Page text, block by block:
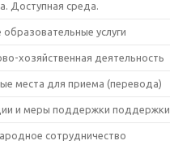
Доступная среда.
услуги
хозяйственная деятельность
места для приема (перевода)
и меры поддержки поддержки
сотрудничество